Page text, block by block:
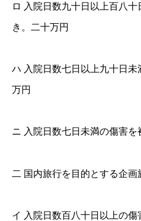
ロ 入院日数九十日以上百八
き。二十万円
ハ 入院日数七日以上九十日
万円
ニ 入院日数七日未満の傷害を
二 国内旅行を目的とする企画
イ 入院日数百八十日以上の